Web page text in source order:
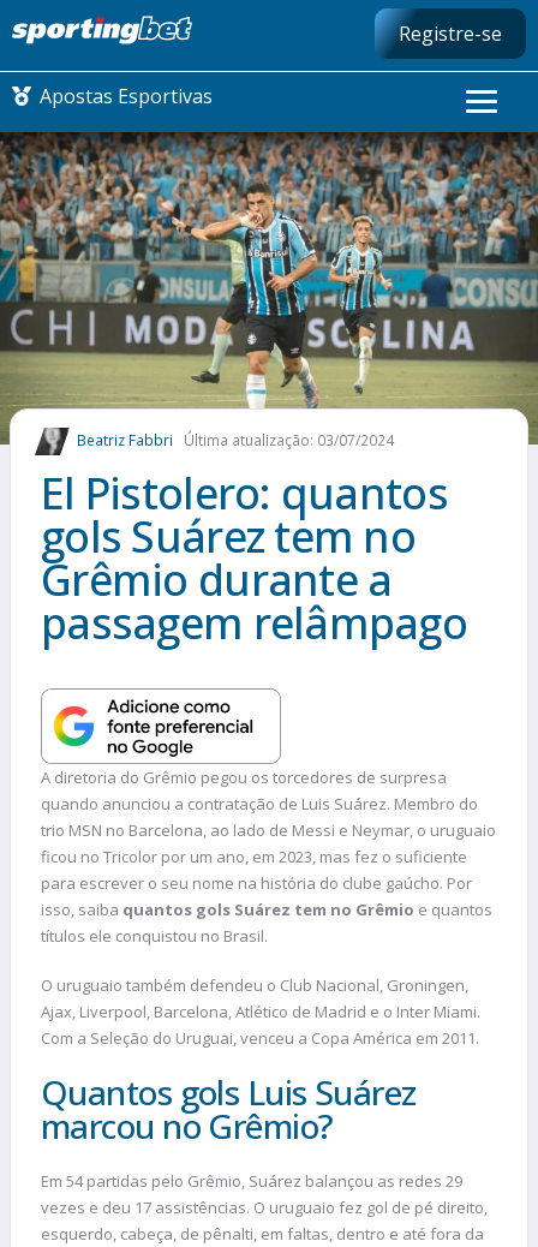
Registre-se
Apostas Esportivas
CONMEBOL LIBERTADORES
FUTEBOL NACIONAL
FUTEBOL INTERNACIONAL
COMO APOSTAR
MAIS ESPORTES
Beatriz Fabbri Última atualização: 03/07/2024
El Pistolero: quantos
gols Suárez tem no
Grêmio durante a
passagem relâmpago
A diretoria do Grêmio pegou os torcedores de surpresa
quando anunciou a contratação de Luis Suárez. Membro do
trio MSN no Barcelona, ao lado de Messi e Neymar, o uruguaio
ficou no Tricolor por um ano, em 2023, mas fez o suficiente
para escrever o seu nome na história do clube gaúcho. Por
isso, saiba quantos gols Suárez tem no Grêmio e quantos
títulos ele conquistou no Brasil.
O uruguaio também defendeu o Club Nacional, Groningen,
Ajax, Liverpool, Barcelona, Atlético de Madrid e o Inter Miami.
Com a Seleção do Uruguai, venceu a Copa América em 2011.
Quantos gols Luis Suárez
marcou no Grêmio?
Em 54 partidas pelo Grêmio, Suárez balançou as redes 29
vezes e deu 17 assistências. O uruguaio fez gol de pé direito,
esquerdo, cabeça, de pênalti, em faltas, dentro e até fora da